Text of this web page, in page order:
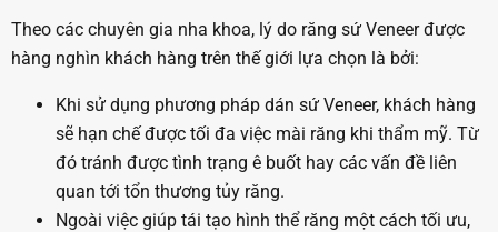
Theo các chuyên gia nha khoa, lý do răng sứ Veneer được
hàng nghìn khách hàng trên thế giới lựa chọn là bởi:
Khi sử dụng phương pháp dán sứ Veneer, khách hàng
sẽ hạn chế được tối đa việc mài răng khi thẩm mỹ. Từ
đó tránh được tình trạng ê buốt hay các vấn đề liên
quan tới tổn thương tủy răng.
Ngoài việc giúp tái tạo hình thể răng một cách tối ưu,